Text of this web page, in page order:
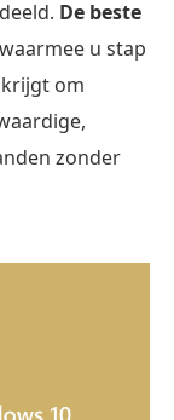
De beste
u stap
om
zonder